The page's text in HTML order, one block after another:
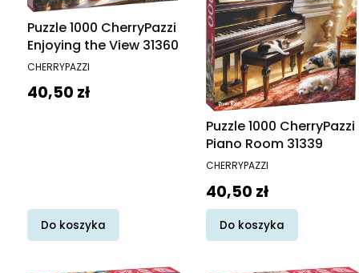
Puzzle 1000 CherryPazzi
Enjoying the View 31360
PRODUCENT
CHERRYPAZZI
Cena
40,50 zł
Do koszyka
Puzzle 1000 CherryPazzi
Piano Room 31339
PRODUCENT
CHERRYPAZZI
Cena
40,50 zł
Do koszyka